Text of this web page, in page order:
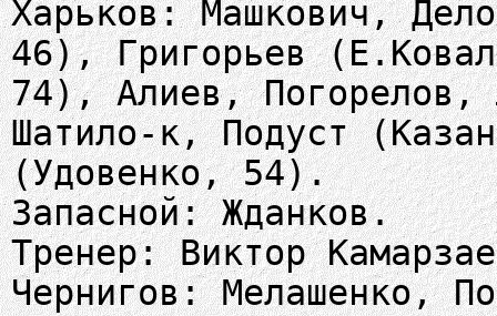
Харьков: Машкович,
46), Григорьев
74), Алиев,
Шатило-к, Подуст
(Удовенко, 54).
Запасной: Жданков.
Тренер: Виктор
Чернигов: Мелашенко,